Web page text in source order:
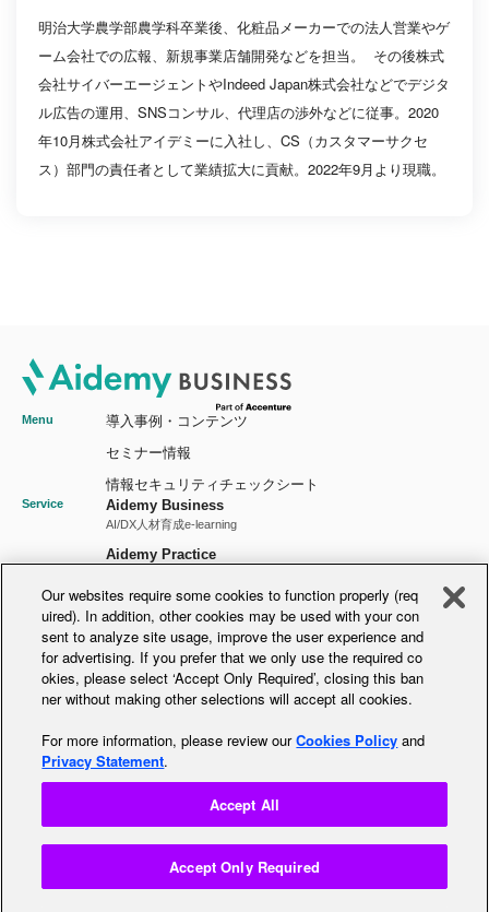
明治大学農学部農学科卒業後、化粧品メーカーでの法人営業やゲ
ーム会社での広報、新規事業店舗開発などを担当。 その後株式
会社サイバーエージェントやIndeed Japan株式会社などでデジタ
ル広告の運用、SNSコンサル、代理店の渉外などに従事。2020
年10月株式会社アイデミーに入社し、CS（カスタマーサクセ
ス）部門の責任者として業績拡大に貢献。2022年9月より現職。
Menu
導入事例・コンテンツ
セミナー情報
情報セキュリティチェックシート
Service Aidemy Business
AI/DX人材育成e-learning
Aidemy Practice
Aidemy GX
GX人材育成プラットフォーム
DPAS
DX推進力の可視化アセスメント
プライバシーポリシー
個人情報の保護に関する基本方針
推奨環境のご案内
Our websites require some cookies to function properly (req
uired). In addition, other cookies may be used with your con
sent to analyze site usage, improve the user experience and
for advertising. If you prefer that we only use the required co
okies, please select ‘Accept Only Required’, closing this ban
ner without making other selections will accept all cookies.
For more information, please review ourCookies Policy and
Privacy Statement.
Accept Only Required
Accept All